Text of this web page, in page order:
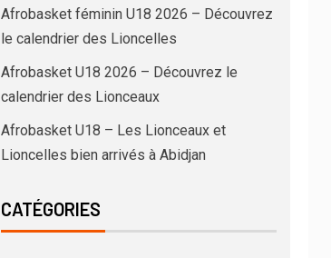
Afrobasket féminin U18 2026 – Découvrez
le calendrier des Lioncelles
Afrobasket U18 2026 – Découvrez le
calendrier des Lionceaux
Afrobasket U18 – Les Lionceaux et
Lioncelles bien arrivés à Abidjan
CATÉGORIES